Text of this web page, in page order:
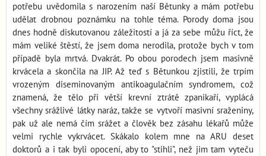
potřebu uvědomila s narozením naší Bětunky a mám potřebu
udělat drobnou poznámku na tohle téma. Porody doma jsou
dnes hodně diskutovanou záležitostí a já za sebe můžu říct, že
mám veliké štěstí, že jsem doma nerodila, protože bych v tom
případě byla mrtvá. Dvakrát. Po obou porodech jsem masivně
krvácela a skončila na JIP. Až teď s Bětunkou zjistili, že trpím
vrozeným diseminovaným antikoagulačním syndromem, což
znamená, že tělo při větší krevní ztrátě zpanikaří, vyplácá
všechny srážlivé látky naráz, takže se vytvoří masivní sraženiny,
pak už ale nemá čím srážet a člověk bez zásahu lékařů může
velmi rychle vykrvácet. Skákalo kolem mne na ARU deset
doktorů a i tak byli opocení, aby to "stihli", než jim tam vyteču